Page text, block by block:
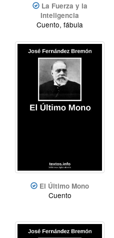
La Fuerza y la
Inteligencia
Cuento, fábula
El Último Mono
Cuento